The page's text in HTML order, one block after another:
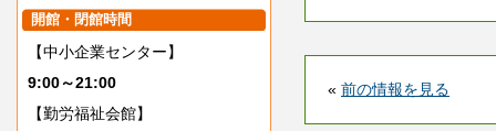
開館・閉館時間
【中小企業センター】
9:00～21:00
【勤労福祉会館】
« 前の情報を見る